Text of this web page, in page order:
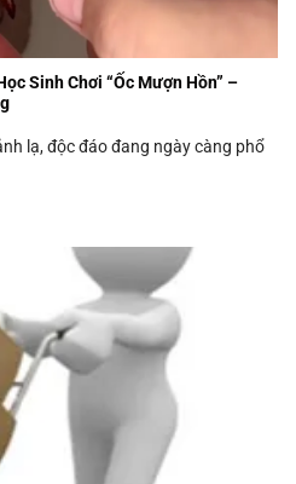
Sinh Chơi “Ốc Mượn Hồn” –
lạ, độc đáo đang ngày càng phổ